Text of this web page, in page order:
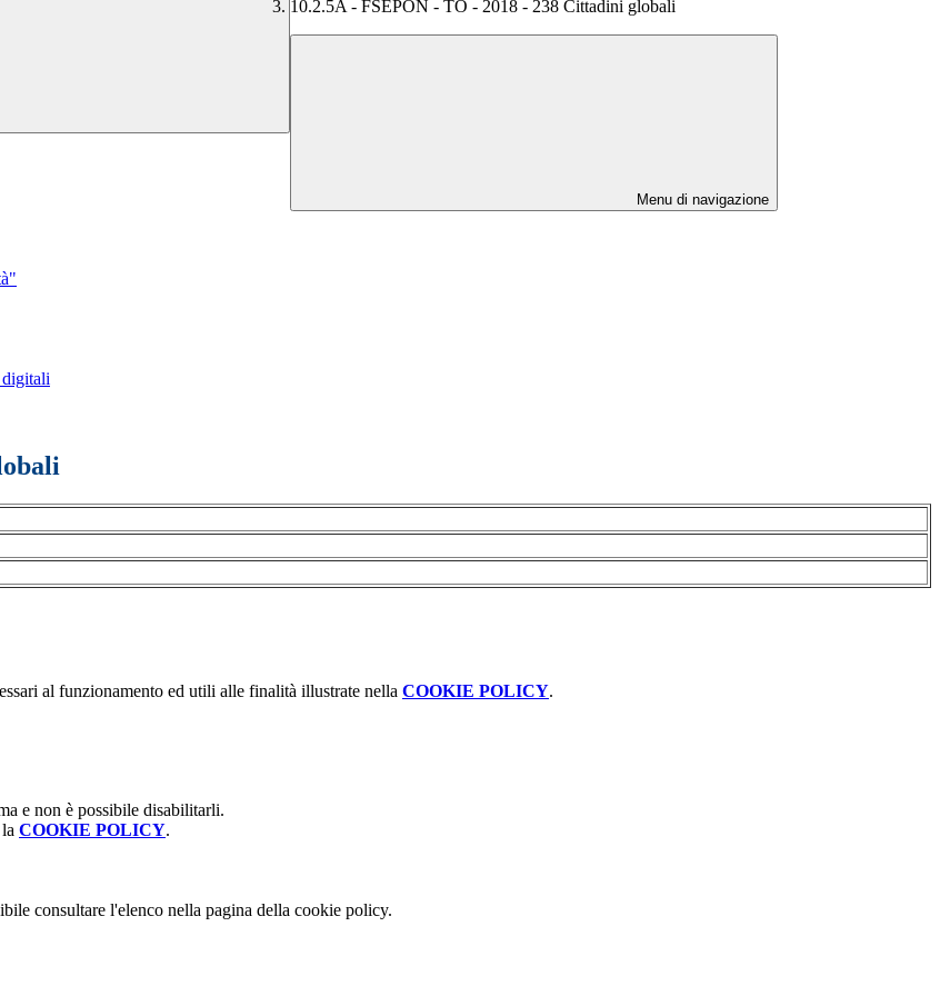
10.2.5A - FSEPON - TO - 2018 - 238 Cittadini globali
Menu di navigazione
al funzionamento ed utili alle finalità illustrate nella COOKIE POLICY.
e non è possibile disabilitarli.
COOKIE POLICY.
consultare l'elenco nella pagina della cookie policy.